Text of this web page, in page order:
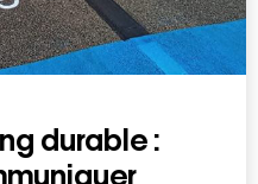
durable :